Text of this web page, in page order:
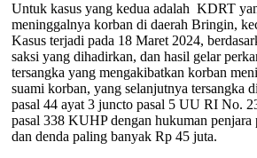
Untuk kasus yang kedua adalah KDRT
meninggalnya korban di daerah Bringin,
Kasus terjadi pada 18 Maret 2024,
saksi yang dihadirkan, dan hasil gelar
tersangka yang mengakibatkan korban
suami korban, yang selanjutnya tersangka
pasal 44 ayat 3 juncto pasal 5 UU RI No.
pasal 338 KUHP dengan hukuman penjara
dan denda paling banyak Rp 45 juta.